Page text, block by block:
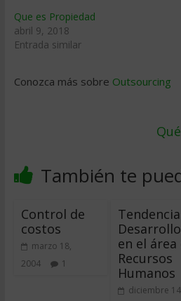
Que es Propiedad
abril 9, 2018
Entrada similar
Conozca más sobre Outsourcing
También te
Control de
costos
marzo 18,
2004
1
en el área
Recursos
Humanos
diciembre